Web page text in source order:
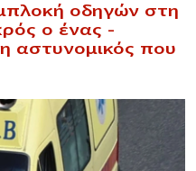
οδηγών στη
ο ένας –
αστυνομικός που